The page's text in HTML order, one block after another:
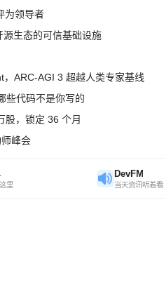
为领导者
生态的可信基础设施
ARC-AGI 3 超越人类专家基线
些代码不是你写的
股，锁定 36 个月
峰会
里
DevFM
当天资讯听着看